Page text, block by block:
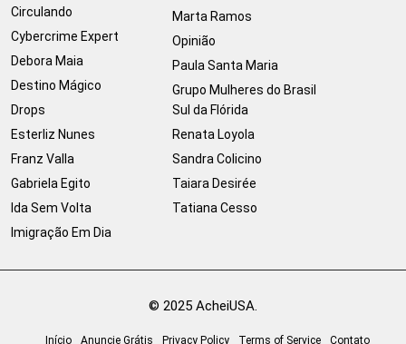
Circulando
Cybercrime Expert
Debora Maia
Destino Mágico
Drops
Esterliz Nunes
Franz Valla
Gabriela Egito
Ida Sem Volta
Imigração Em Dia
Marta Ramos
Opinião
Paula Santa Maria
Grupo Mulheres do Brasil
Sul da Flórida
Renata Loyola
Sandra Colicino
Taiara Desirée
Tatiana Cesso
© 2025 AcheiUSA.
Início Anuncie Grátis Privacy Policy Terms of Service Contato